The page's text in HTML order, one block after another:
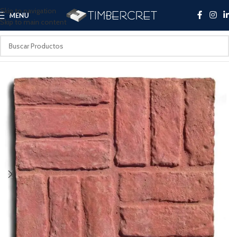
Skip to navigation
Skip to main content
MENU